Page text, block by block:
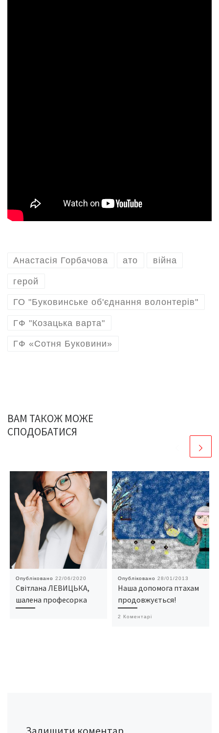
Анастасія Горбачова ато війна
герой
ГО "Буковинське об'єднання волонтерів"
ГФ "Козацька варта"
ГФ «Сотня Буковини»
ВАМ ТАКОЖ МОЖЕ
СПОДОБАТИСЯ
Опубліковано 22/06/2020
Світлана ЛЕВИЦЬКА,
шалена професорка
Опубліковано 28/01/2013
Наша допомога птахам
продовжується!
2 Коментарі